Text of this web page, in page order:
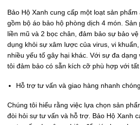
Bảo Hộ Xanh cung cấp một loạt sản
gồm bộ áo bảo hộ phòng dịch 4 món.
liền mũ và 2 bọc chân, đảm bảo sự bảo
dụng khỏi sự xâm lược của virus, vi
nhiều yếu tố gây hại khác. Với sự đa dạng
tôi đảm bảo có sẵn kích cỡ phù hợp với tất
Hỗ trợ tư vấn và giao hàng nhanh chóng
Chúng tôi hiểu rằng việc lựa chọn sản
đòi hỏi sự tư vấn và hỗ trợ. Bảo Hộ Xanh